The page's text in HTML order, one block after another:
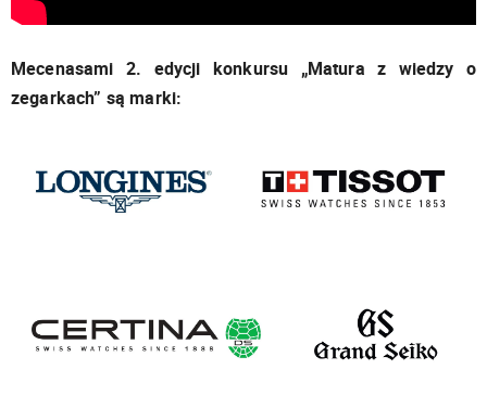
Mecenasami 2. edycji konkursu „Matura z wiedzy o
zegarkach” są marki: